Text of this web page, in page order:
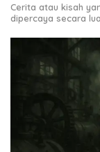
Cerita atau kisah
dipercaya secara